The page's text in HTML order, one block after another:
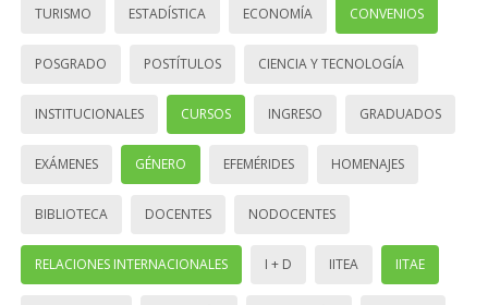
TURISMO ESTADÍSTICA ECONOMÍA CONVENIOS
POSGRADO POSTÍTULOS CIENCIA Y TECNOLOGÍA
INSTITUCIONALES CURSOS INGRESO GRADUADOS
EXÁMENES GÉNERO EFEMÉRIDES HOMENAJES
BIBLIOTECA DOCENTES NODOCENTES
RELACIONES INTERNACIONALES I + D IITEA IITAE